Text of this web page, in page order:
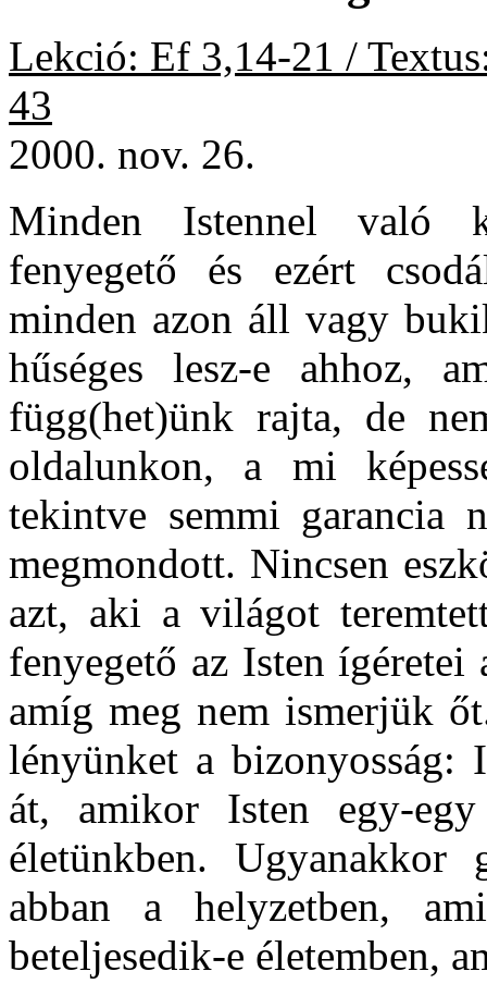
Lekció: Ef 3,14-21 /
43
2000. nov. 26.
Minden Istennel való
fenyegető és ezért
minden azon áll vagy
hűséges lesz-e ahhoz,
függ(het)ünk rajta, de
oldalunkon, a mi
tekintve semmi garancia
megmondott. Nincsen
azt, aki a világot
fenyegető az Isten
amíg meg nem ismerjük
lényünket a bizonyosság:
át, amikor Isten egy-
életünkben.
abban a helyzetben,
beteljesedik-e életemben,